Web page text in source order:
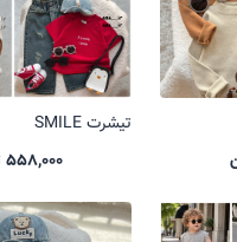
تیشرت SMILE
558,000 تومان